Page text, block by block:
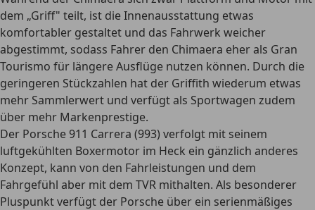
dem „Griff" teilt, ist die Innenausstattung etwas
komfortabler gestaltet und das Fahrwerk weicher
abgestimmt, sodass Fahrer den Chimaera eher als Gran
Tourismo für längere Ausflüge nutzen können. Durch die
geringeren Stückzahlen hat der Griffith wiederum etwas
mehr Sammlerwert und verfügt als Sportwagen zudem
über mehr Markenprestige.
Der Porsche 911 Carrera (993) verfolgt mit seinem
luftgekühlten Boxermotor im Heck ein gänzlich anderes
Konzept, kann von den Fahrleistungen und dem
Fahrgefühl aber mit dem TVR mithalten. Als besonderer
Pluspunkt verfügt der Porsche über ein serienmäßiges